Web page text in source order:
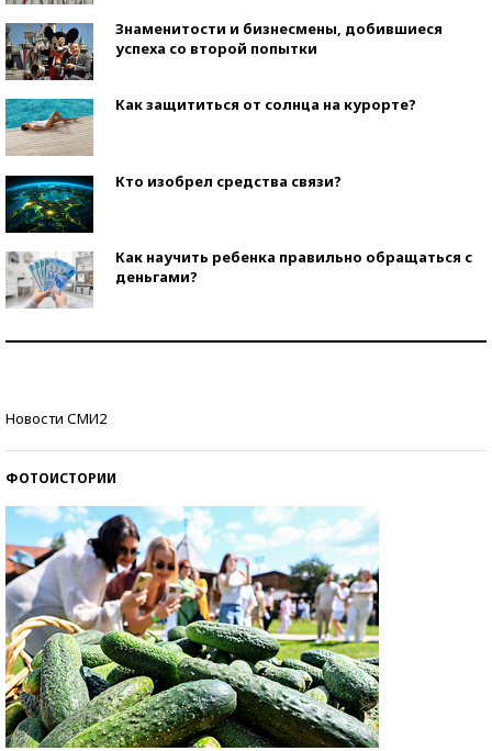
Знаменитости и бизнесмены, добившиеся
успеха со второй попытки
Как защититься от солнца на курорте?
Кто изобрел средства связи?
Как научить ребенка правильно обращаться с
деньгами?
Новости СМИ2
ФОТОИСТОРИИ